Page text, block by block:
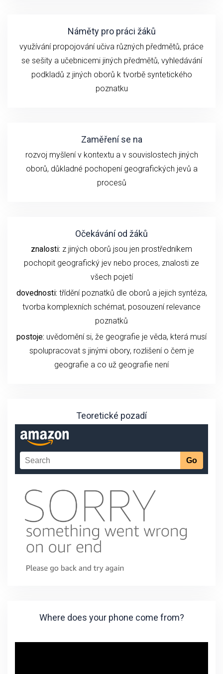
Náměty pro práci žáků
využívání propojování učiva různých předmětů, práce
se sešity a učebnicemi jiných předmětů, vyhledávání
podkladů z jiných oborů k tvorbě syntetického
poznatku
Zaměření se na
rozvoj myšlení v kontextu a v souvislostech jiných
oborů, důkladné pochopení geografických jevů a
procesů
Očekávání od žáků
znalosti: z jiných oborů jsou jen prostředníkem
pochopit geografický jev nebo proces, znalosti ze
všech pojetí
dovednosti: třídění poznatků dle oborů a jejich syntéza,
tvorba komplexních schémat, posouzení relevance
poznatků
postoje: uvědomění si, že geografie je věda, která musí
spolupracovat s jinými obory, rozlišení o čem je
geografie a co už geografie není
Teoretické pozadí
Where does your phone come from?